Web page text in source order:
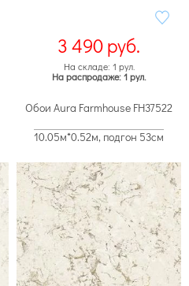
3 490руб.
На складе: 1 рул.
На распродаже: 1 рул.
Обои Aura Farmhouse FH37522
10.05м*0.52м, подгон 53см